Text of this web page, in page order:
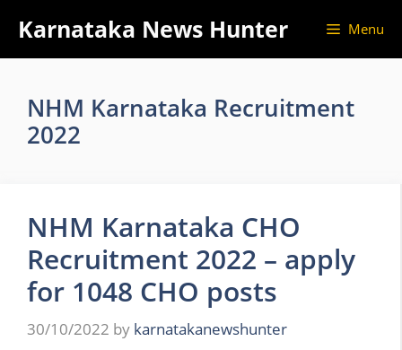
content
Karnataka News Hunter Menu
NHM Karnataka Recruitment
2022
NHM Karnataka CHO
Recruitment 2022 – apply
for 1048 CHO posts
30/10/2022 by karnatakanewshunter